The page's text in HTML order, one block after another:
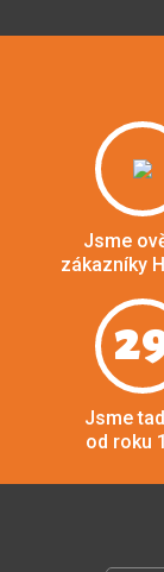
Jsme
zákazníky
Jsme
od roku